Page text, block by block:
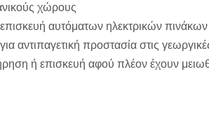
χώρους
αυτόματων ηλεκτρικών πινάκων
προστασία στις
ή επισκευή αφού πλέον έχουν